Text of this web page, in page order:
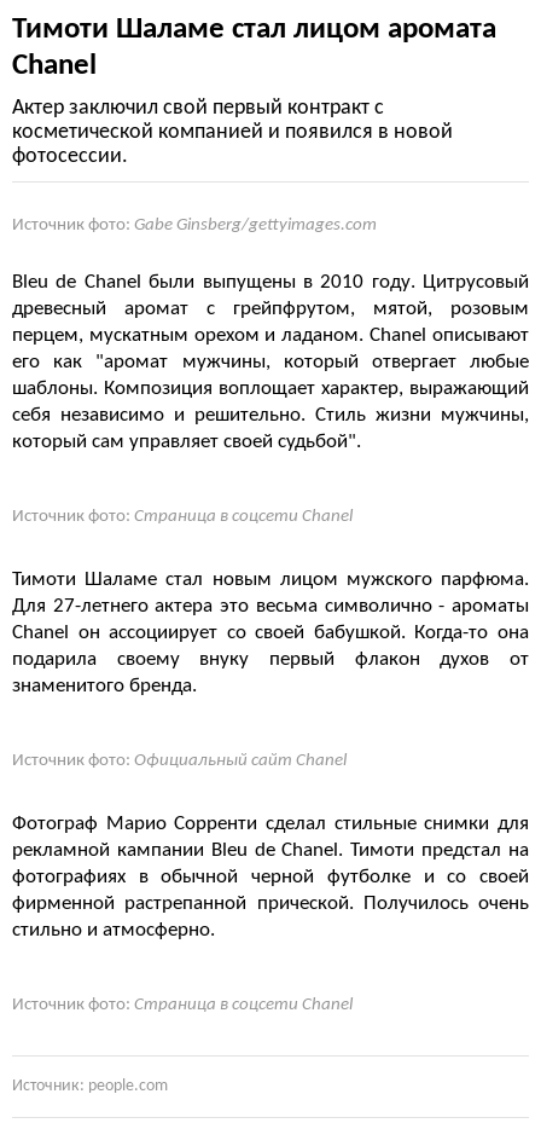
Тимоти Шаламе стал лицом аромата
Chanel
Актер заключил свой первый контракт с
косметической компанией и появился в новой
фотосессии.
Источник фото: Gabe Ginsberg/gettyimages.com
Bleu de Chanel были выпущены в 2010 году. Цитрусовый
древесный аромат с грейпфрутом, мятой, розовым
перцем, мускатным орехом и ладаном. Chanel описывают
его как "аромат мужчины, который отвергает любые
шаблоны. Композиция воплощает характер, выражающий
себя независимо и решительно. Стиль жизни мужчины,
который сам управляет своей судьбой".
Источник фото: Страница в соцсети Chanel
Тимоти Шаламе стал новым лицом мужского парфюма.
Для 27-летнего актера это весьма символично - ароматы
Chanel он ассоциирует со своей бабушкой. Когда-то она
подарила своему внуку первый флакон духов от
знаменитого бренда.
Источник фото: Официальный сайт Chanel
Фотограф Марио Сорренти сделал стильные снимки для
рекламной кампании Bleu de Chanel. Тимоти предстал на
фотографиях в обычной черной футболке и со своей
фирменной растрепанной прической. Получилось очень
стильно и атмосферно.
Источник фото: Страница в соцсети Chanel
Источник: people.com